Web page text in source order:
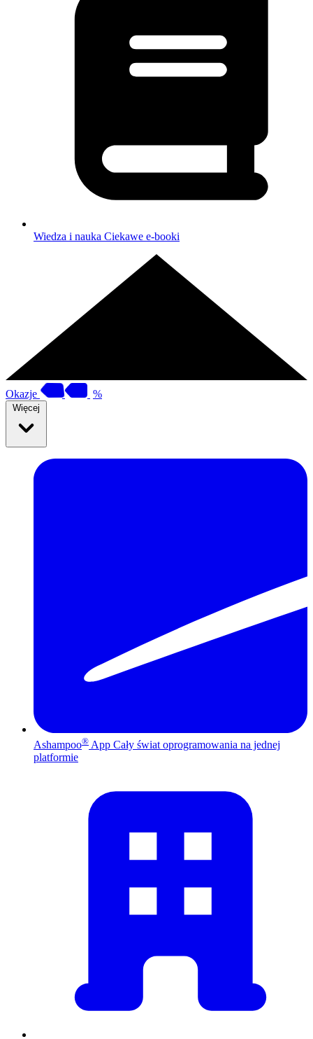
Wiedza i nauka Ciekawe e-booki
Okazje %
Więcej
Ashampoo® App Cały świat oprogramowania na jednej
platformie